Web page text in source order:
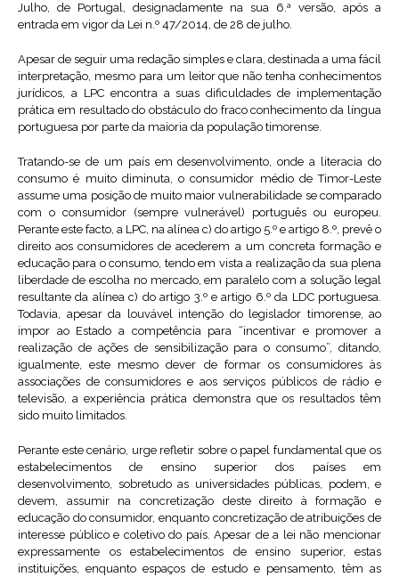
Julho, de Portugal, designadamente na sua 6.ª versão, após a
entrada em vigor da Lei n.º 47/2014, de 28 de julho.
Apesar de seguir uma redação simples e clara, destinada a uma fácil
interpretação, mesmo para um leitor que não tenha conhecimentos
jurídicos, a LPC encontra a suas dificuldades de implementação
prática em resultado do obstáculo do fraco conhecimento da língua
portuguesa por parte da maioria da população timorense.
Tratando-se de um país em desenvolvimento, onde a literacia do
consumo é muito diminuta, o consumidor médio de Timor-Leste
assume uma posição de muito maior vulnerabilidade se comparado
com o consumidor (sempre vulnerável) português ou europeu.
Perante este facto, a LPC, na alínea c) do artigo 5.º e artigo 8.º, prevê o
direito aos consumidores de acederem a um concreta formação e
educação para o consumo, tendo em vista a realização da sua plena
liberdade de escolha no mercado, em paralelo com a solução legal
resultante da alínea c) do artigo 3.º e artigo 6.º da LDC portuguesa.
Todavia, apesar da louvável intenção do legislador timorense, ao
impor ao Estado a competência para “incentivar e promover a
realização de ações de sensibilização para o consumo”, ditando,
igualmente, este mesmo dever de formar os consumidores às
associações de consumidores e aos serviços públicos de rádio e
televisão, a experiência prática demonstra que os resultados têm
sido muito limitados.
Perante este cenário, urge refletir sobre o papel fundamental que os
estabelecimentos de ensino superior dos países em
desenvolvimento, sobretudo as universidades públicas, podem, e
devem, assumir na concretização deste direito à formação e
educação do consumidor, enquanto concretização de atribuições de
interesse público e coletivo do país. Apesar de a lei não mencionar
expressamente os estabelecimentos de ensino superior, estas
instituições, enquanto espaços de estudo e pensamento, têm as